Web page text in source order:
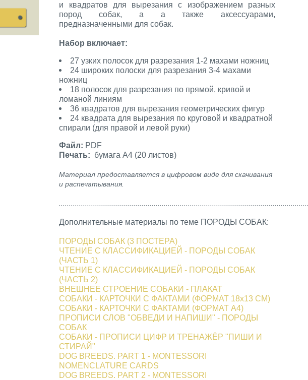
и квадратов для вырезания с изображением разных
пород собак, а а также аксессуарами,
предназначенными для собак.
Набор включает:
27 узких полосок для разрезания 1-2 махами ножниц
24 широких полоски для разрезания 3-4 махами
ножниц
18 полосок для разрезания по прямой, кривой и
ломаной линиям
36 квадратов для вырезания геометрических фигур
24 квадрата для вырезания по круговой и квадратной
спирали (для правой и левой руки)
Файл: PDF
Печать: бумага А4 (20 листов)
Материал предоставляется в цифровом виде для скачивания
и распечатывания.
Дополнительные материалы по теме ПОРОДЫ СОБАК:
ПОРОДЫ СОБАК (3 ПОСТЕРА)
ЧТЕНИЕ С КЛАССИФИКАЦИЕЙ - ПОРОДЫ СОБАК
(ЧАСТЬ 1)
ЧТЕНИЕ С КЛАССИФИКАЦИЕЙ - ПОРОДЫ СОБАК
(ЧАСТЬ 2)
ВНЕШНЕЕ СТРОЕНИЕ СОБАКИ - ПЛАКАТ
СОБАКИ - КАРТОЧКИ С ФАКТАМИ (ФОРМАТ 18х13 СМ)
СОБАКИ - КАРТОЧКИ С ФАКТАМИ (ФОРМАТ А4)
ПРОПИСИ СЛОВ "ОБВЕДИ И НАПИШИ" - ПОРОДЫ
СОБАК
СОБАКИ - ПРОПИСИ ЦИФР И ТРЕНАЖЁР "ПИШИ И
СТИРАЙ"
DOG BREEDS. PART 1 - MONTESSORI
NOMENCLATURE CARDS
DOG BREEDS. PART 2 - MONTESSORI